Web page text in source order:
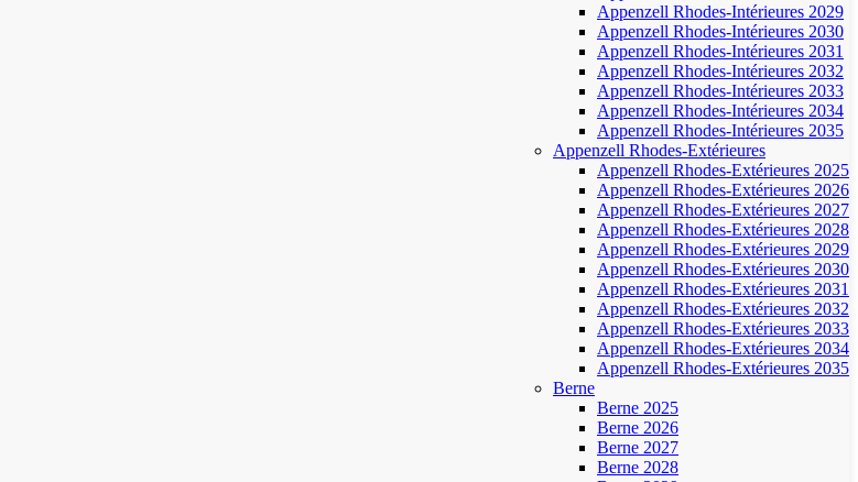
Appenzell Rhodes-Intérieures 2029
Appenzell Rhodes-Intérieures 2030
Appenzell Rhodes-Intérieures 2031
Appenzell Rhodes-Intérieures 2032
Appenzell Rhodes-Intérieures 2033
Appenzell Rhodes-Intérieures 2034
Appenzell Rhodes-Intérieures 2035
Appenzell Rhodes-Extérieures
Appenzell Rhodes-Extérieures 2025
Appenzell Rhodes-Extérieures 2026
Appenzell Rhodes-Extérieures 2027
Appenzell Rhodes-Extérieures 2028
Appenzell Rhodes-Extérieures 2029
Appenzell Rhodes-Extérieures 2030
Appenzell Rhodes-Extérieures 2031
Appenzell Rhodes-Extérieures 2032
Appenzell Rhodes-Extérieures 2033
Appenzell Rhodes-Extérieures 2034
Appenzell Rhodes-Extérieures 2035
Berne
Berne 2025
Berne 2026
Berne 2027
Berne 2028